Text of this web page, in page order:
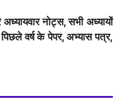
नोट्स, सभी अध्यायों
वर्ष के पेपर, अभ्यास पत्र,